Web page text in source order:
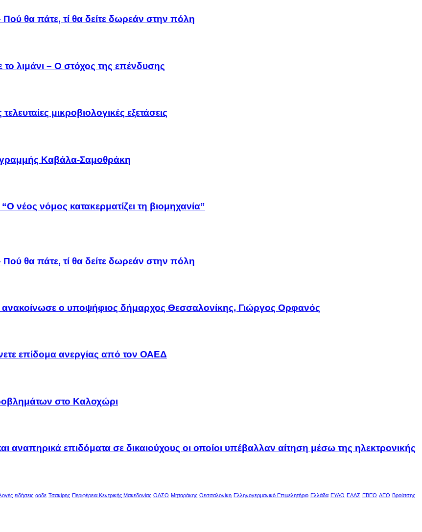
θα πάτε, τί θα δείτε δωρεάν στην πόλη
λιμάνι – Ο στόχος της επένδυσης
μικροβιολογικές εξετάσεις
γραμμής Καβάλα-Σαμοθράκη
νέος νόμος κατακερματίζει τη βιομηχανία”
θα πάτε, τί θα δείτε δωρεάν στην πόλη
ο υποψήφιος δήμαρχος Θεσσαλονίκης, Γιώργος Ορφανός
επίδομα ανεργίας από τον ΟΑΕΔ
στο Καλοχώρι
αναπηρικά επιδόματα σε δικαιούχους οι οποίοι υπέβαλλαν αίτηση μέσω της ηλεκτρονικής
ειδήσεις ααδε Τσακίρης Περιφέρεια Κεντρικής Μακεδονίας ΟΑΣΘ Μηταράκης Θεσσαλονίκη Ελληνογερμανικό Επιμελητήριο Ελλάδα ΕΥΑΘ ΕΛΑΣ ΕΒΕΘ ΔΕΘ Βρούτσης